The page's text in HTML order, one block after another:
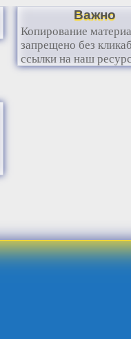
Важно
Копирование
запрещено без
ссылки на наш